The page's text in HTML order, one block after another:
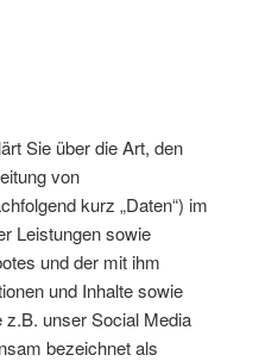
Sie über die Art, den
von
kurz „Daten“) im
Leistungen sowie
und der mit ihm
und Inhalte sowie
unser Social Media
bezeichnet als